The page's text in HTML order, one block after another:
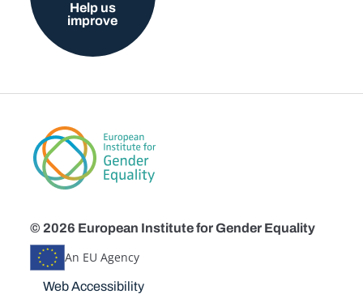
Help us
improve
© 2026 European Institute for Gender Equality
An EU Agency
Disclaimers
Web Accessibility